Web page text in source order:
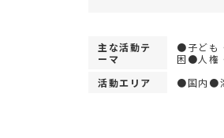
主な活動テ
ーマ
●子ども
困●人権
活動エリア
●国内●